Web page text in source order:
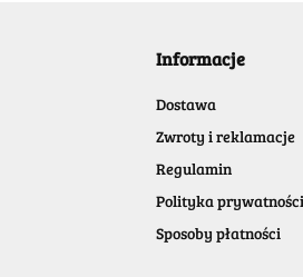
Informacje
Dostawa
Zwroty i reklamacje
Regulamin
Polityka prywatności
Sposoby płatności